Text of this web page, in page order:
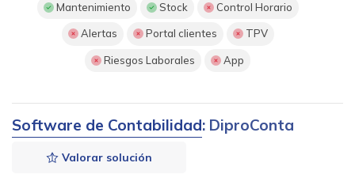
Mantenimiento Stock Control Horario
Alertas Portal clientes TPV
Riesgos Laborales App
Software de Contabilidad: DiproConta
Valorar solución